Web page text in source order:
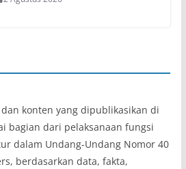
konten yang dipublikasikan di
bagian dari pelaksanaan fungsi
dalam Undang-Undang Nomor 40
berdasarkan data, fakta,